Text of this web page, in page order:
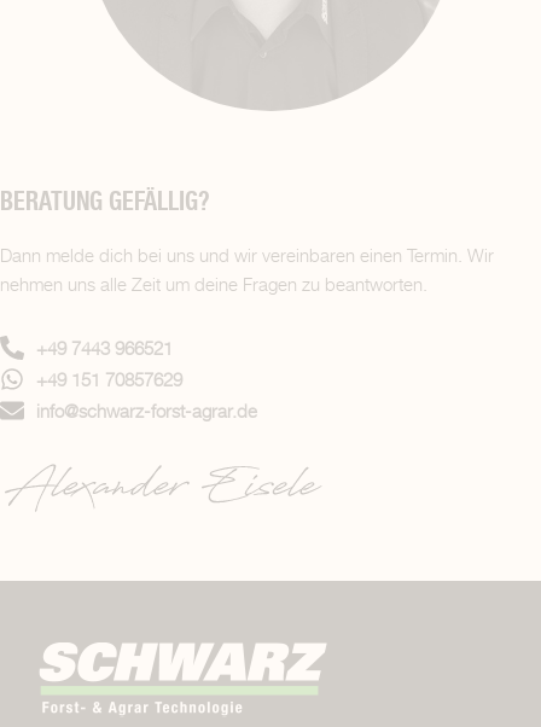
BERATUNG GEFÄLLIG?
Dann melde dich bei uns und wir vereinbaren einen Termin. Wir
nehmen uns alle Zeit um deine Fragen zu beantworten.
+49 7443 966521
+49 151 70857629
info@schwarz-forst-agrar.de